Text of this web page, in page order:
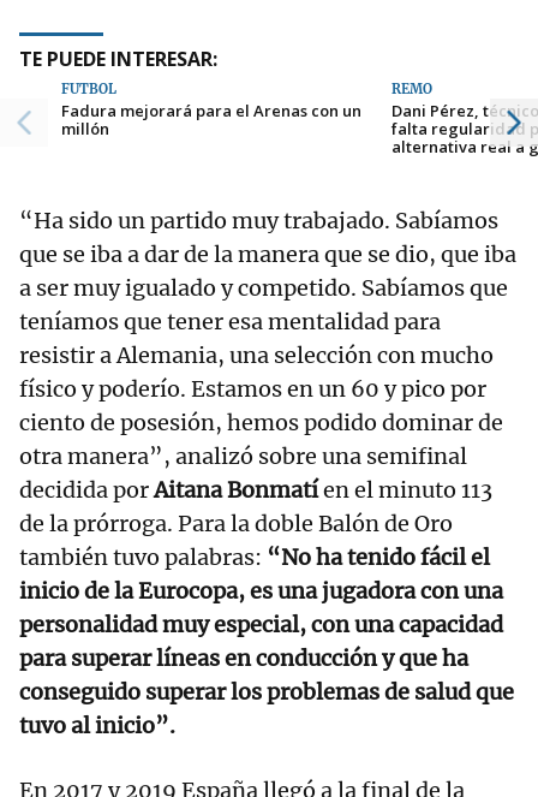
TE PUEDE INTERESAR:
FÚTBOL
Fadura mejorará para el Arenas con un
millón
REMO
Dani Pérez,
falta regularidad
alternativa real a
“Ha sido un partido muy trabajado. Sabíamos
que se iba a dar de la manera que se dio, que iba
a ser muy igualado y competido. Sabíamos que
teníamos que tener esa mentalidad para
resistir a Alemania, una selección con mucho
físico y poderío. Estamos en un 60 y pico por
ciento de posesión, hemos podido dominar de
otra manera”, analizó sobre una semifinal
decidida porAitana Bonmatíen el minuto 113
de la prórroga. Para la doble Balón de Oro
también tuvo palabras: “No ha tenido fácil el
inicio de la Eurocopa, es una jugadora con una
personalidad muy especial, con una capacidad
para superar líneas en conducción y que ha
conseguido superar los problemas de salud que
tuvo al inicio”.
En 2017 y 2019 España llegó a la final de la